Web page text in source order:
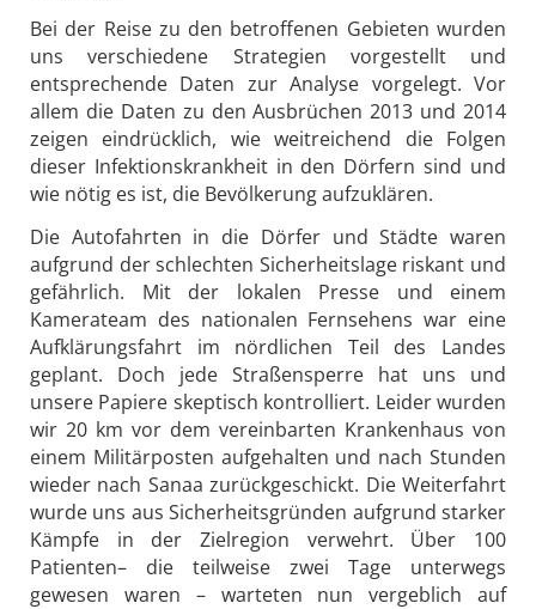
Bei der Reise zu den betroffenen Gebieten wurden
uns verschiedene Strategien vorgestellt und
entsprechende Daten zur Analyse vorgelegt. Vor
allem die Daten zu den Ausbrüchen 2013 und 2014
zeigen eindrücklich, wie weitreichend die Folgen
dieser Infektionskrankheit in den Dörfern sind und
wie nötig es ist, die Bevölkerung aufzuklären.
Die Autofahrten in die Dörfer und Städte waren
aufgrund der schlechten Sicherheitslage riskant und
gefährlich. Mit der lokalen Presse und einem
Kamerateam des nationalen Fernsehens war eine
Aufklärungsfahrt im nördlichen Teil des Landes
geplant. Doch jede Straßensperre hat uns und
unsere Papiere skeptisch kontrolliert. Leider wurden
wir 20 km vor dem vereinbarten Krankenhaus von
einem Militärposten aufgehalten und nach Stunden
wieder nach Sanaa zurückgeschickt. Die Weiterfahrt
wurde uns aus Sicherheitsgründen aufgrund starker
Kämpfe in der Zielregion verwehrt. Über 100
Patienten– die teilweise zwei Tage unterwegs
gewesen waren – warteten nun vergeblich auf